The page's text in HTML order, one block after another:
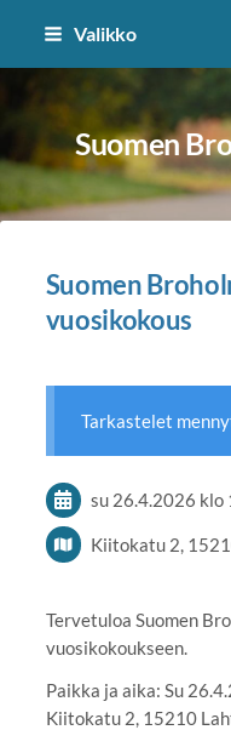
Siirry
sisältöön
Valikko
Suomen
Suomen
vuosikokous
Tarkastelet
su 26.4.2026 klo
Kiitokatu 2,
Tervetuloa Suomen
vuosikokoukseen.
Paikka ja aika: Su
Kiitokatu 2, 15210